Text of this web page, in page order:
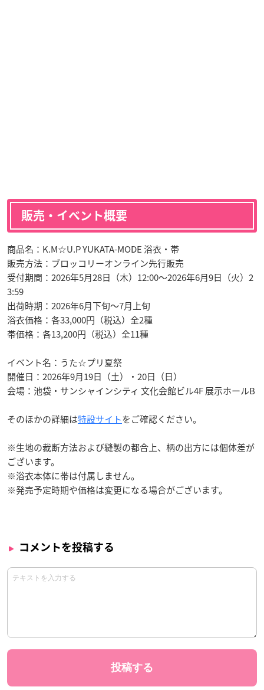
販売・イベント概要
商品名：K.M☆U.P YUKATA-MODE 浴衣・帯
販売方法：ブロッコリーオンライン先行販売
受付期間：2026年5月28日（木）12:00〜2026年6月9日（火）2
3:59
出荷時期：2026年6月下旬〜7月上旬
浴衣価格：各33,000円（税込）全2種
帯価格：各13,200円（税込）全11種
イベント名：うた☆プリ夏祭
開催日：2026年9月19日（土）・20日（日）
会場：池袋・サンシャインシティ 文化会館ビル4F 展示ホールB
そのほかの詳細は特設サイトをご確認ください。
※生地の裁断方法および縫製の都合上、柄の出方には個体差が
ございます。
※浴衣本体に帯は付属しません。
※発売予定時期や価格は変更になる場合がございます。
コメントを投稿する